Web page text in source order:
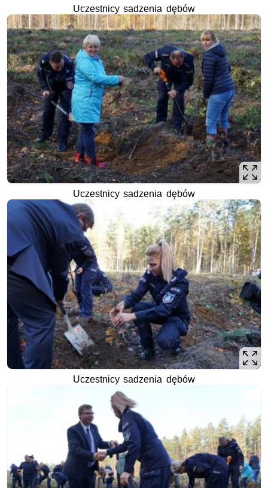
Uczestnicy sadzenia dębów
Uczestnicy sadzenia dębów
Uczestnicy sadzenia dębów